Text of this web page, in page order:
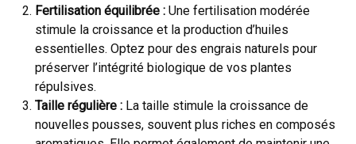
Fertilisation équilibrée : Une fertilisation modérée
stimule la croissance et la production d’huiles
essentielles. Optez pour des engrais naturels pour
préserver l’intégrité biologique de vos plantes
répulsives.
Taille régulière : La taille stimule la croissance de
nouvelles pousses, souvent plus riches en composés